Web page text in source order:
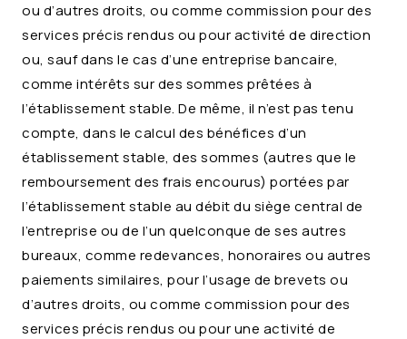
ou d’autres droits, ou comme commission pour des
services précis rendus ou pour activité de direction
ou, sauf dans le cas d’une entreprise bancaire,
comme intérêts sur des sommes prêtées à
l’établissement stable. De même, il n’est pas tenu
compte, dans le calcul des bénéfices d’un
établissement stable, des sommes (autres que le
remboursement des frais encourus) portées par
l’établissement stable au débit du siège central de
l’entreprise ou de l’un quelconque de ses autres
bureaux, comme redevances, honoraires ou autres
paiements similaires, pour l’usage de brevets ou
d’autres droits, ou comme commission pour des
services précis rendus ou pour une activité de